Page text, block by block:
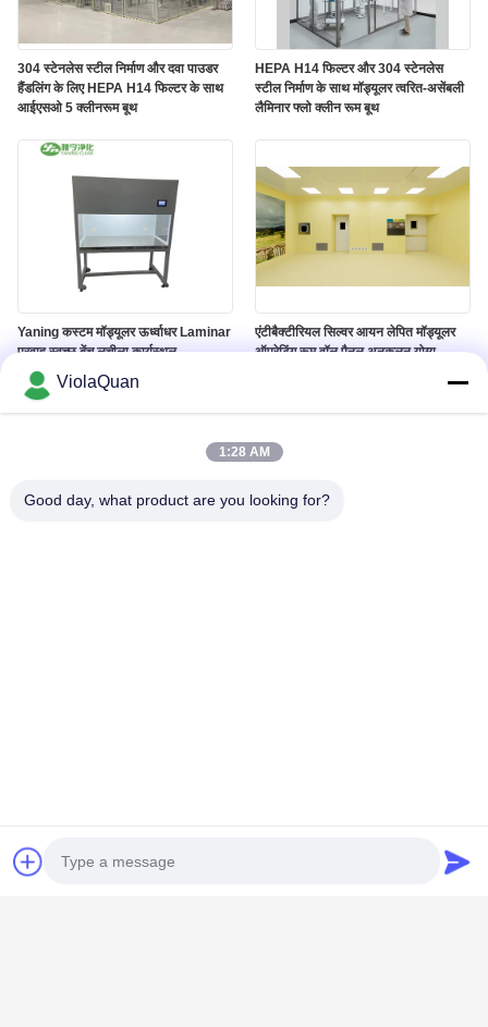
304 स्टेनलेस स्टील निर्माण और दवा पाउडर
हैंडलिंग के लिए HEPA H14 फिल्टर के साथ
आईएसओ 5 क्लीनरूम बूथ
HEPA H14 फिल्टर और 304 स्टेनलेस
स्टील निर्माण के साथ मॉड्यूलर त्वरित-असेंबली
लैमिनार फ्लो क्लीन रूम बूथ
Yaning कस्टम मॉड्यूलर ऊर्ध्वाधर Laminar
प्रवाह स्वच्छ बेंच लचीला कार्यस्थल
एंटीबैक्टीरियल सिल्वर आयन लेपित मॉड्यूलर
ऑपरेटिंग रूम वॉल पैनल अनुकूलन योग्य
ViolaQuan
1:28 AM
Good day, what product are you looking for?